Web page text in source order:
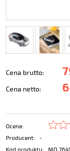
Cena brutto:
Cena netto:
Ocena:
Producent:
-
Kod produktu:
MO 7641